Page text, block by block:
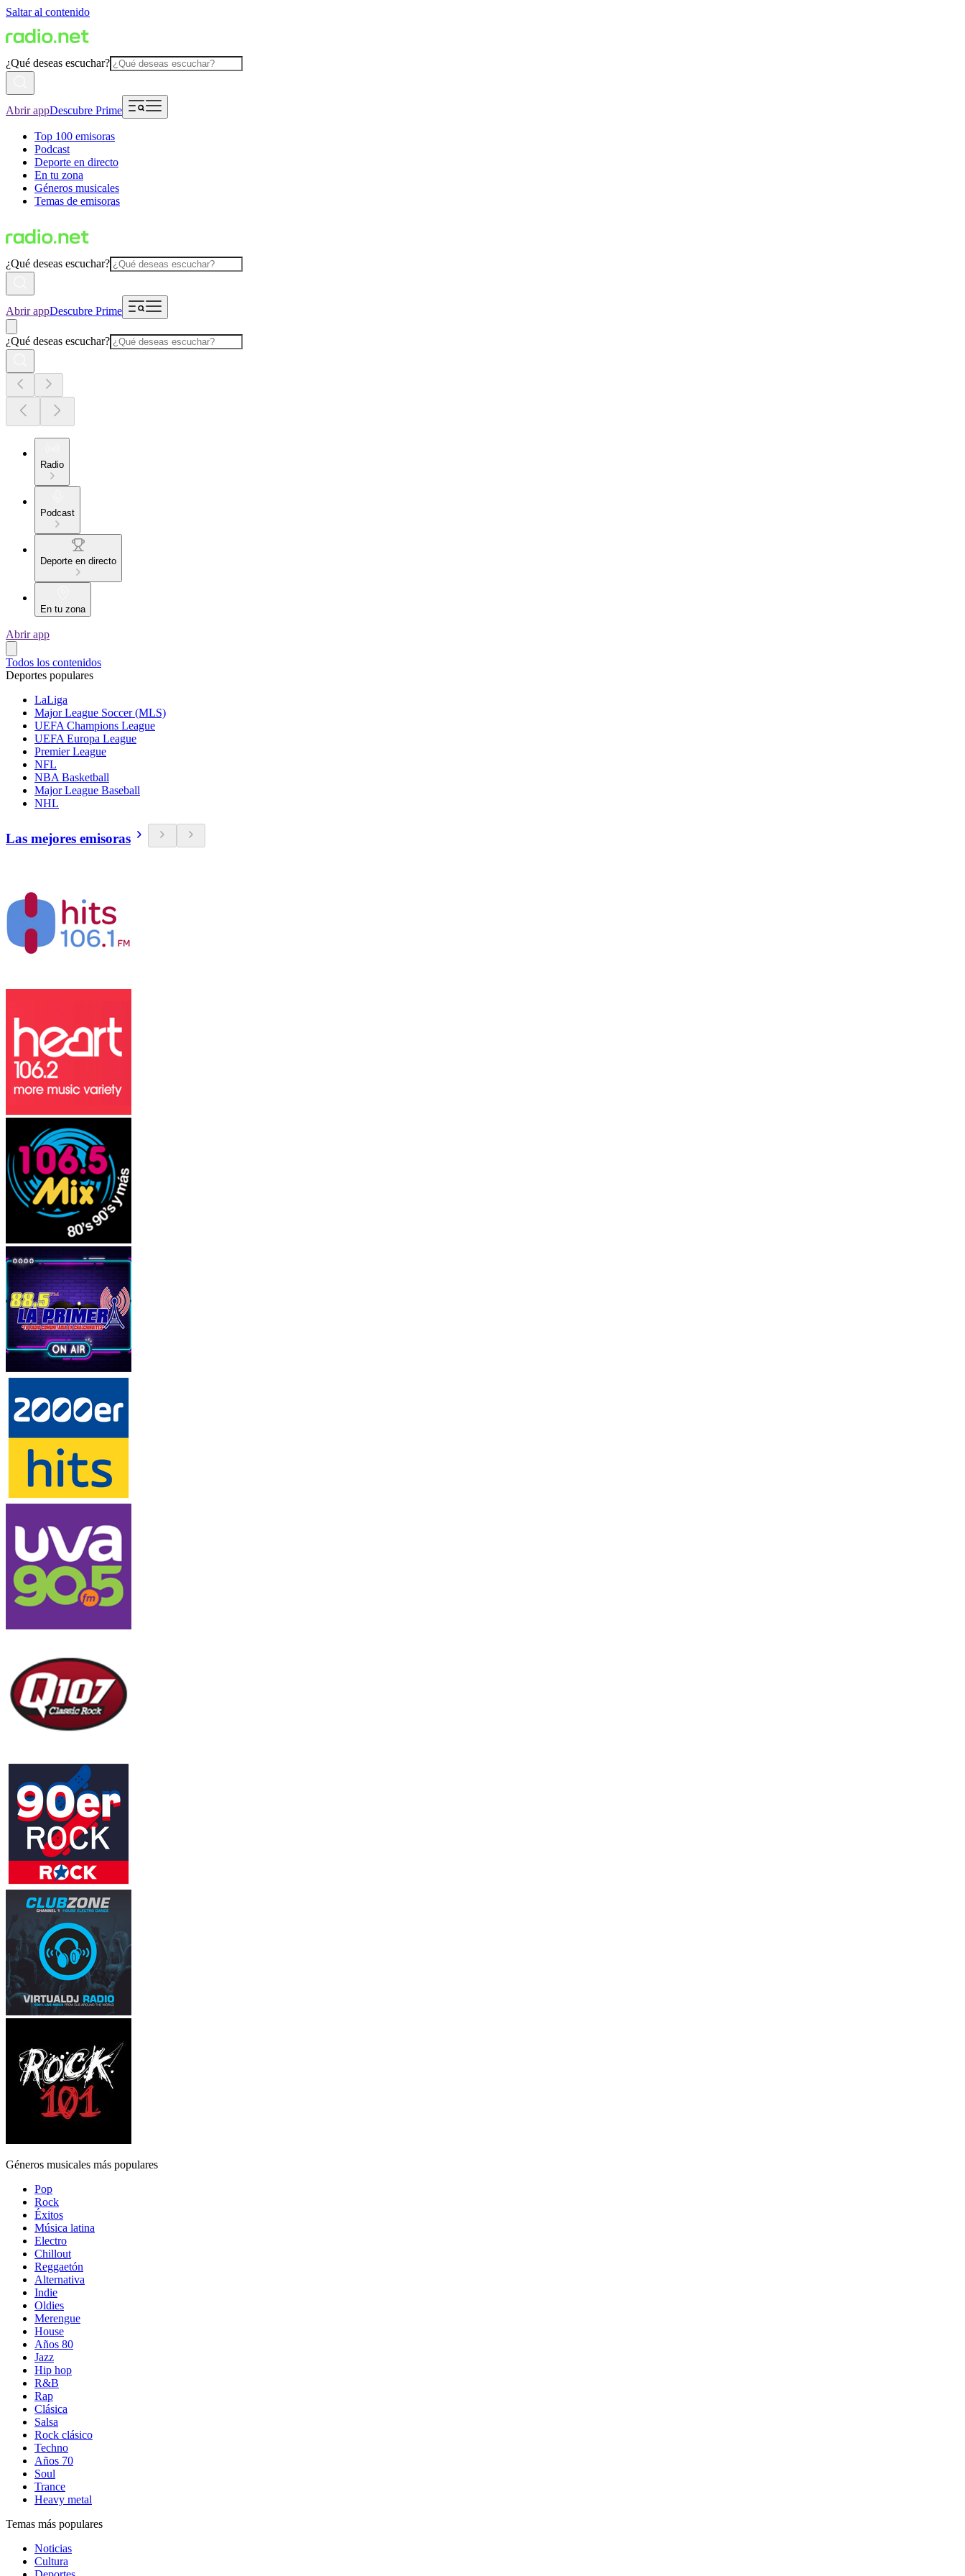
Saltar al contenido
¿Qué deseas escuchar?
Abrir appDescubre Prime
Top 100 emisoras
Podcast
Deporte en directo
En tu zona
Géneros musicales
Temas de emisoras
¿Qué deseas escuchar?
Abrir appDescubre Prime
¿Qué deseas escuchar?
Radio
Podcast
Deporte en directo
En tu zona
Abrir app
Todos los contenidos
Deportes populares
LaLiga
Major League Soccer (MLS)
UEFA Champions League
UEFA Europa League
Premier League
NFL
NBA Basketball
Major League Baseball
NHL
Las mejores emisoras
Géneros musicales más populares
Pop
Rock
Éxitos
Música latina
Electro
Chillout
Reggaetón
Alternativa
Indie
Oldies
Merengue
House
Años 80
Jazz
Hip hop
R&B
Rap
Clásica
Salsa
Rock clásico
Techno
Años 70
Soul
Trance
Heavy metal
Temas más populares
Noticias
Cultura